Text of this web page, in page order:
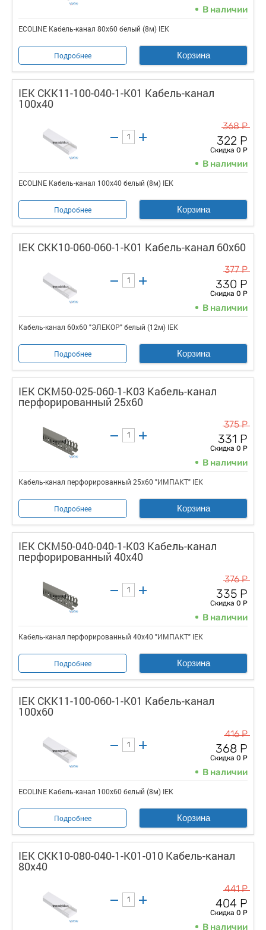
В наличии
ECOLINE Кабель-канал 80х60 белый (8м) IEK
Подробнее Корзина
IEK CKK11-100-040-1-K01 Кабель-канал
100х40
368 Р
322 Р
Скидка 0 Р
В наличии
ECOLINE Кабель-канал 100х40 белый (8м) IEK
Подробнее Корзина
IEK CKK10-060-060-1-K01 Кабель-канал 60х60
377 Р
330 Р
Скидка 0 Р
В наличии
Кабель-канал 60х60 "ЭЛЕКОР" белый (12м) IEK
Подробнее Корзина
IEK CKM50-025-060-1-K03 Кабель-канал
перфорированный 25х60
375 Р
331 Р
Скидка 0 Р
В наличии
Кабель-канал перфорированный 25х60 "ИМПАКТ" IEK
Подробнее Корзина
IEK CKM50-040-040-1-K03 Кабель-канал
перфорированный 40х40
376 Р
335 Р
Скидка 0 Р
В наличии
Кабель-канал перфорированный 40х40 "ИМПАКТ" IEK
Подробнее Корзина
IEK CKK11-100-060-1-K01 Кабель-канал
100х60
416 Р
368 Р
Скидка 0 Р
В наличии
ECOLINE Кабель-канал 100х60 белый (8м) IEK
Подробнее Корзина
IEK CKK10-080-040-1-K01-010 Кабель-канал
80х40
441 Р
404 Р
Скидка 0 Р
В наличии